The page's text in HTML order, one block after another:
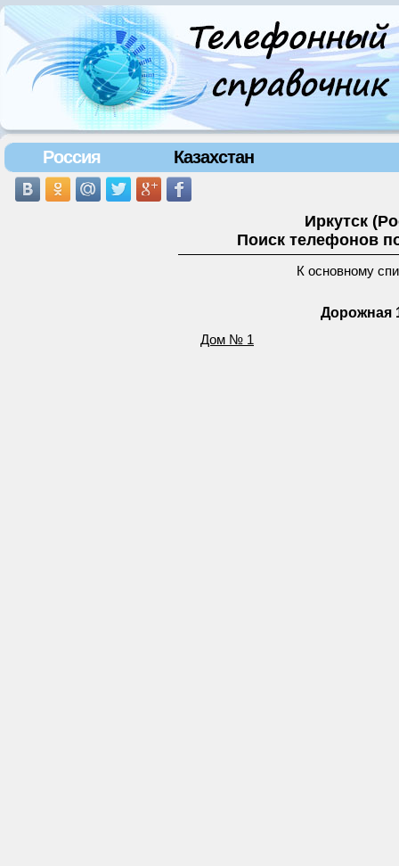
Россия Казахстан
Иркутск
Поиск телефонов
К основному
Дорожная
Дом № 1